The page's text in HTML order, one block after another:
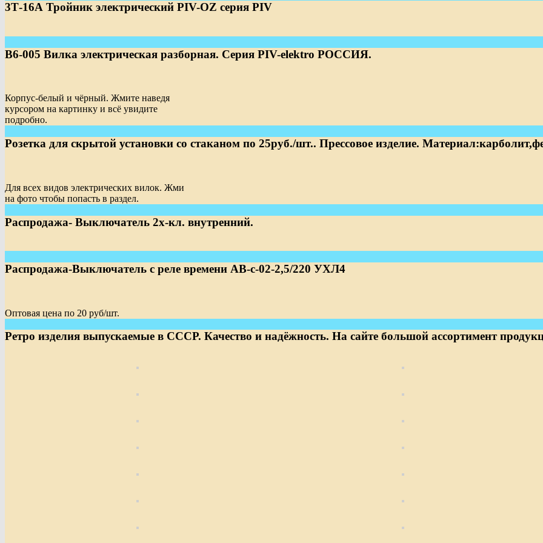
3Т-16А Тройник электрический PIV-OZ серия PIV
В6-005 Вилка электрическая разборная. Серия PIV-elektro РОССИЯ.
Корпус-белый и чёрный. Жмите наведя
курсором на картинку и всё увидите
подробно.
Розетка для скрытой установки со стаканом по 25руб./шт.. Прессовое изделие.
Для всех видов электрических вилок. Жми
на фото чтобы попасть в раздел.
Распродажа- Выключатель 2х-кл. внутренний.
Распродажа-Выключатель с реле времени АВ-с-02-2,5/220 УХЛ4
Оптовая цена по 20 руб/шт.
Ретро изделия выпускаемые в СССР. Качество и надёжность. На сайте большой ассортимент